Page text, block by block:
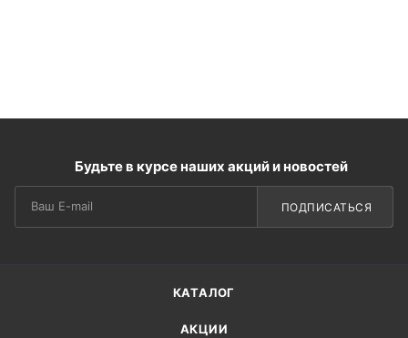
Будьте в курсе наших акций и новостей
ПОДПИСАТЬСЯ
КАТАЛОГ
АКЦИИ